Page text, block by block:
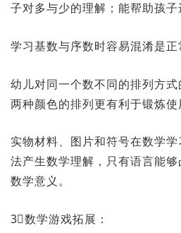
子对多与少的理解；能帮助孩子
学习基数与序数时容易混淆是正
幼儿对同一个数不同的排列方
两种颜色的排列更有利于锻炼使
实物材料、图片和符号在数学
法产生数学理解，只有语言能
数学意义。
3⃣️数学游戏拓展：